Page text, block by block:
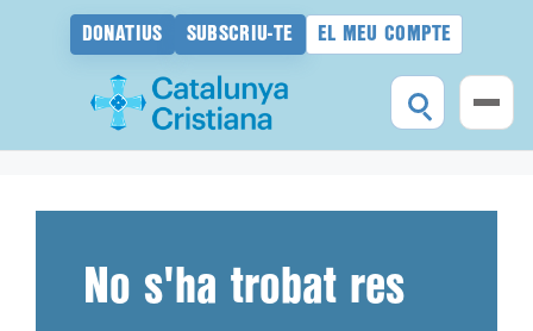
DONATIUS SUBSCRIU-TE EL MEU COMPTE
No s'ha trobat res